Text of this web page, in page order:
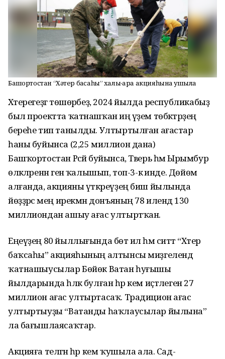
Башҡортостан “Хәтер баҡсаһы” халыҡ-ара акцияһына ҡушыла
Хәтерегеҙгә төшөрәбеҙ, 2024 йылда республикабыҙ
был проектта ҡатнашҡан иң әүҙем төбәктәрҙең
береһе тип танылды. Ултыртылған ағастар
һаны буйынса (2,25 миллион дана)
Башҡортостан Рәсәй буйынса, Тверь һәм Ырымбур
өлкәләренән генә ҡалышып, топ-3-кә инде. Дөйөм
алғанда, акцияны үткәреүҙең биш йылында
йөҙҙәрсә мең ирекмән донъяның 78 илендә 130
миллиондан ашыу ағас ултыртҡан.
Еңеүҙең 80 йыллығында бөтә ил һәм ситтә “Хәтер
баҡсаһы” акцияһының алтынсы миҙгелендә
ҡатнашыусылар Бөйөк Ватан һуғышы
йылдарында һәләк булған һәр кем иҫтәлегенә 27
миллион ағас ултыртасаҡ. Традицион ағас
ултыртыуҙы “Ватанды һаҡлаусылар йылына”
ла бағышлаясаҡтар.
Акцияға теләгән һәр кем ҡушыла ала. Сад-